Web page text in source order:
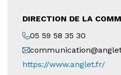
DIRECTION DE LA
05 59 58 35 30
https://www.anglet.fr/